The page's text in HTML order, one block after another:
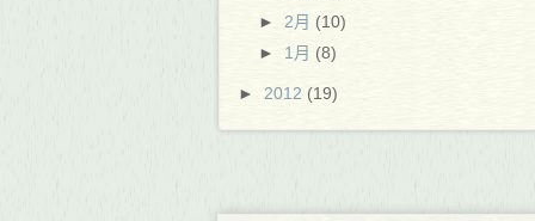
► 2月 (10)
► 1月 (8)
► 2012 (19)